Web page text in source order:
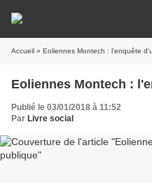
Accueil » Eoliennes Montech : l'enquête
Eoliennes Montech :
Publié le 03/01/2018 à 11:52
Par Livre social